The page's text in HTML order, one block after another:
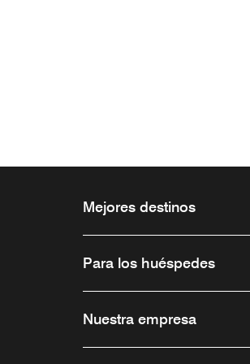
Mejores destinos
Para los huéspedes
Nuestra empresa